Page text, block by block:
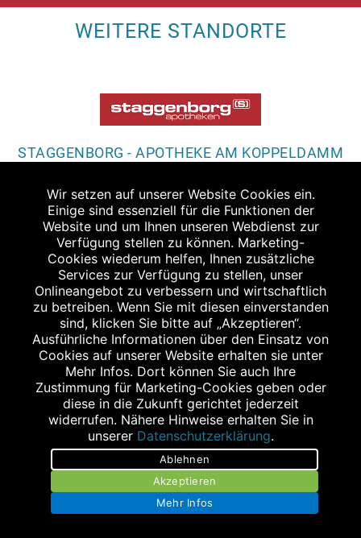
WEITERE STANDORTE
STAGGENBORG - APOTHEKE AM KOPPELDAMM
25335 Elmshorn
Tel.: 04121 5780253
Fax: 04121 5780254
koppeldamm@staggenborg.com
STAGGENBORG - APOTHEKE IM MARKTKAUF
Peiner Hag 1
25497 Prisdorf
Tel.: 04101 376877
Fax: 04101 376878
prisdorf@staggenborg.com
Wir setzen auf unserer Website Cookies ein.
Einige sind essenziell für die Funktionen der
Website und um Ihnen unseren Webdienst zur
Verfügung stellen zu können. Marketing-
Cookies wiederum helfen, Ihnen zusätzliche
Services zur Verfügung zu stellen, unser
Onlineangebot zu verbessern und wirtschaftlich
zu betreiben. Wenn Sie mit diesen einverstanden
sind, klicken Sie bitte auf „Akzeptieren“.
Ausführliche Informationen über den Einsatz von
Cookies auf unserer Website erhalten sie unter
Mehr Infos. Dort können Sie auch Ihre
Zustimmung für Marketing-Cookies geben oder
diese in die Zukunft gerichtet jederzeit
widerrufen. Nähere Hinweise erhalten Sie in
unserer Datenschutzerklärung.
Ablehnen
Akzeptieren
Mehr Infos